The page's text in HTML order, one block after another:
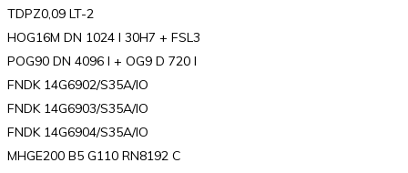
TDPZ0,09 LT-2
HOG16M DN 1024 I 30H7 + FSL3
POG90 DN 4096 I + OG9 D 720 I
FNDK 14G6902/S35A/IO
FNDK 14G6903/S35A/IO
FNDK 14G6904/S35A/IO
MHGE200 B5 G110 RN8192 C